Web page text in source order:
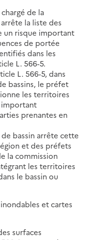
de la
la liste des
un risque important
de portée
dans les
L. 566-5.
L. 566-5, dans
bassins, le préfet
les territoires
important
prenantes en
bassin arrête cette
et des préfets
la commission
les territoires
le bassin ou
et cartes
surfaces